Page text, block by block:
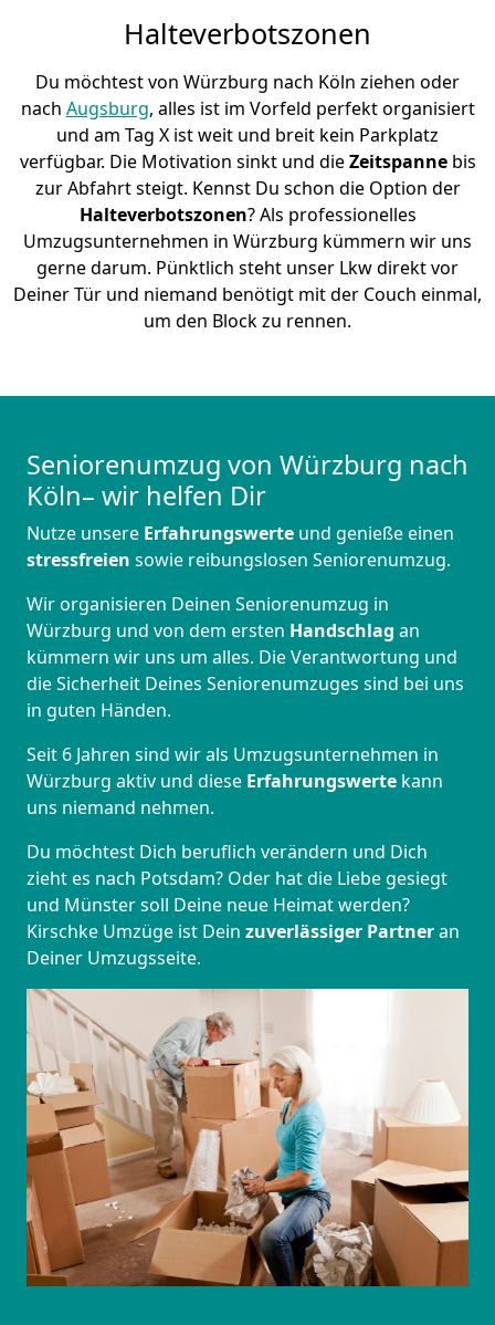
Halteverbotszonen
Du möchtest von Würzburg nach Köln ziehen oder
nach Augsburg, alles ist im Vorfeld perfekt organisiert
und am Tag X ist weit und breit kein Parkplatz
verfügbar. Die Motivation sinkt und dieZeitspannebis
zur Abfahrt steigt. Kennst Du schon die Option der
Halteverbotszonen? Als professionelles
Umzugsunternehmen in Würzburg kümmern wir uns
gerne darum. Pünktlich steht unser Lkw direkt vor
Deiner Tür und niemand benötigt mit der Couch einmal,
um den Block zu rennen.
Seniorenumzug von Würzburg nach
Köln– wir helfen Dir
Nutze unsere Erfahrungswerte und genieße einen
stressfreien sowie reibungslosen Seniorenumzug.
Wir organisieren Deinen Seniorenumzug in
Würzburg und von dem ersten Handschlag an
kümmern wir uns um alles. Die Verantwortung und
die Sicherheit Deines Seniorenumzuges sind bei uns
in guten Händen.
Seit 6 Jahren sind wir als Umzugsunternehmen in
Würzburg aktiv und diese Erfahrungswerte kann
uns niemand nehmen.
Du möchtest Dich beruflich verändern und Dich
zieht es nach Potsdam? Oder hat die Liebe gesiegt
und Münster soll Deine neue Heimat werden?
Kirschke Umzüge ist Dein zuverlässiger Partneran
Deiner Umzugsseite.